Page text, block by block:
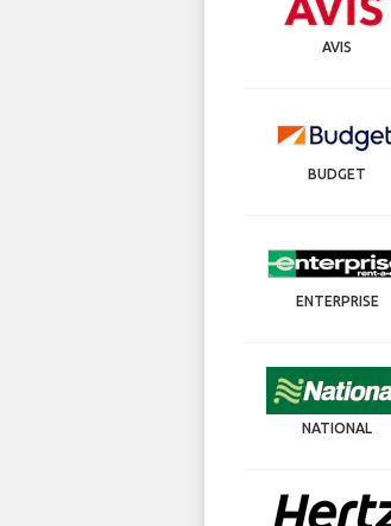
AVIS
BUDGET
ENTERPRISE
NATIONAL